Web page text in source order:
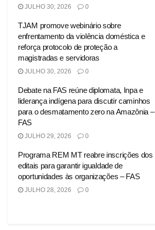
JULHO 30, 2026 0
TJAM promove webinário sobre
enfrentamento da violência doméstica e
reforça protocolo de proteção a
magistradas e servidoras
JULHO 30, 2026 0
Debate na FAS reúne diplomata, Inpa e
liderança indígena para discutir caminhos
para o desmatamento zero na Amazônia –
FAS
JULHO 29, 2026 0
Programa REM MT reabre inscrições dos
editais para garantir igualdade de
oportunidades às organizações – FAS
JULHO 28, 2026 0